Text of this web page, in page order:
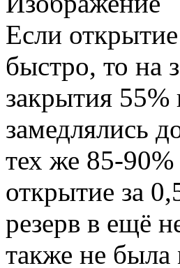
Если
быстро, то на
закрытия
замедлялись
тех же 85-
открытие за
резерв в ещё
также не была